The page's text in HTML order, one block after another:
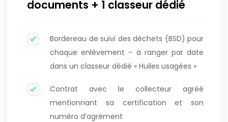
documents + 1 classeur dédié
Bordereau de suivi des déchets (BSD) pour
chaque enlèvement – à ranger par date
dans un classeur dédié « Huiles usagées »
Contrat avec le collecteur agréé
mentionnant sa certification et son
numéro d’agrément